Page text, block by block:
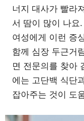
너지 대사가 빨라
서 땀이 많이 나요
여성에게 이런 증
함께 심장 두근거
면 전문의를 찾아
에는 고단백 식단
잡아주는 것이 도